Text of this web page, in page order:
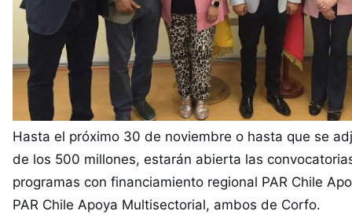
Hasta el próximo 30 de noviembre o hasta que se
de los 500 millones, estarán abierta las
programas con financiamiento regional PAR Chile
PAR Chile Apoya Multisectorial, ambos de Corfo.